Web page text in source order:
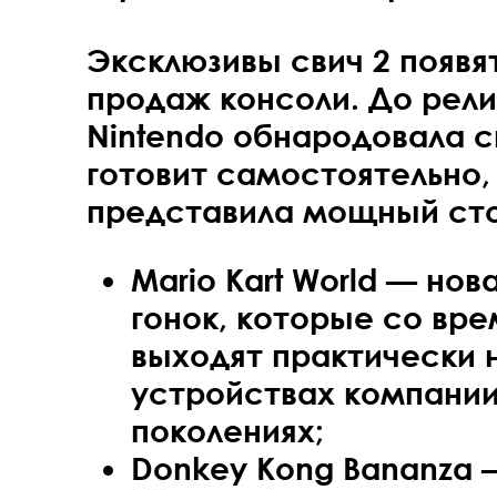
Эксклюзивы свич 2
продаж консоли. До
Nintendo обнародовала
готовит
представила мощный
Mario Kart World —
гонок, которые со
выходят практически
устройствах
поколениях;
Donkey Kong